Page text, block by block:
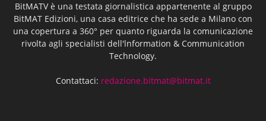
BitMATV è una testata giornalistica appartenente al gruppo
BitMAT Edizioni, una casa editrice che ha sede a Milano con
una copertura a 360° per quanto riguarda la comunicazione
rivolta agli specialisti dell'lnformation & Communication
Technology.
Contattaci: redazione.bitmat@bitmat.it